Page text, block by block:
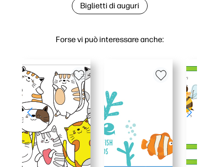
Forse vi può interessare anche:
Biglietti di auguri